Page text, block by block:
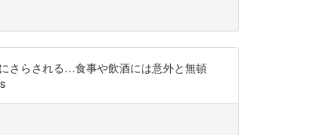
さらされる…食事や飲酒には意外と無頓